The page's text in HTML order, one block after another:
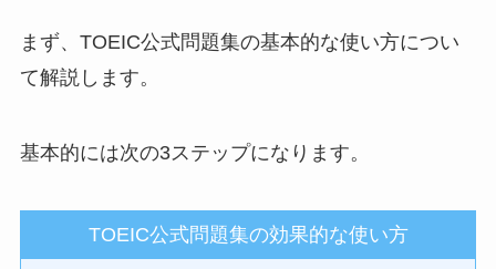
まず、TOEIC公式問題集の基本的な使い方につい
て解説します。
基本的には次の3ステップになります。
TOEIC公式問題集の効果的な使い方